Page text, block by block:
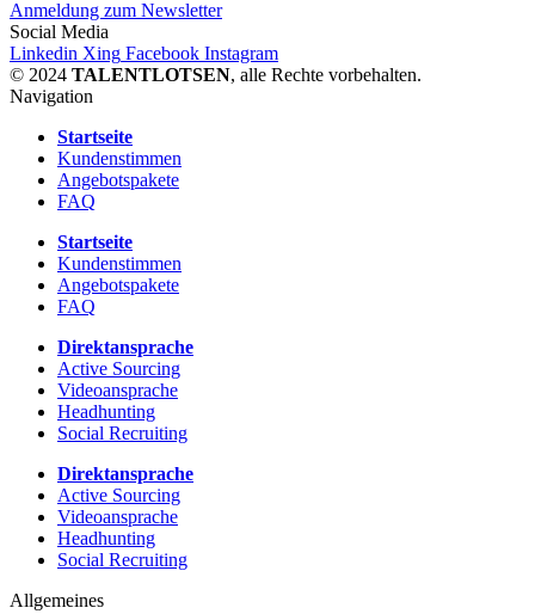
Anmeldung zum Newsletter
Social Media
Linkedin Xing Facebook Instagram
© 2024 TALENTLOTSEN, alle Rechte vorbehalten.
Navigation
Startseite
Kundenstimmen
Angebotspakete
FAQ
Startseite
Kundenstimmen
Angebotspakete
FAQ
Direktansprache
Active Sourcing
Videoansprache
Headhunting
Social Recruiting
Direktansprache
Active Sourcing
Videoansprache
Headhunting
Social Recruiting
Allgemeines